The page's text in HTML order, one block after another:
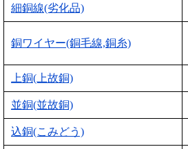
細銅線(劣化品)
銅ワイヤー(銅毛線,銅糸)
上銅(上故銅)
並銅(並故銅)
込銅(こみどう)